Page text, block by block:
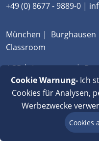
+49 (0) 8677 - 9889-0 |
München | Burghausen
Classroom
AGB|Impressum|
Cookie Warnung-Ich
Cookies für Analysen,
Werbezwecke
Cookies